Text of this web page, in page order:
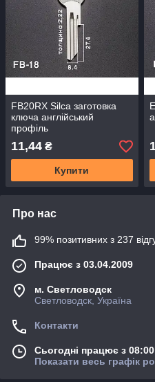
FB20RX Silca заготовка
ключа англійський
профіль
11,44 ₴
Купити
Про нас
99% позитивних з 237
Працює з 03.04.2009
м. Светловодск
Светловодск, Україна
Контакти
Сьогодні працює з
Показати весь графік